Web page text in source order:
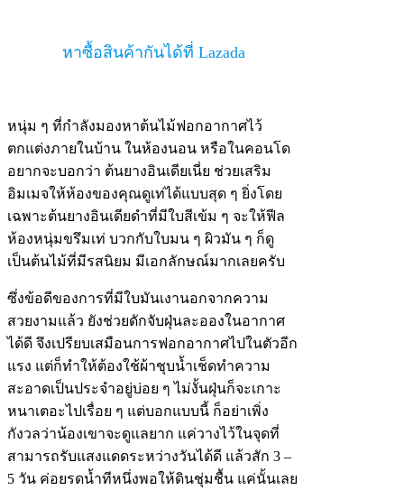
หาซื้อสินค้ากันได้ที่ Lazada
หนุ่ม ๆ ที่กำลังมองหาต้นไม้ฟอกอากาศไว้
ตกแต่งภายในบ้าน ในห้องนอน หรือในคอนโด
อยากจะบอกว่า ต้นยางอินเดียเนี่ย ช่วยเสริม
อิมเมจให้ห้องของคุณดูเท่ได้แบบสุด ๆ ยิ่งโดย
เฉพาะต้นยางอินเดียดำที่มีใบสีเข้ม ๆ จะให้ฟีล
ห้องหนุ่มขรึมเท่ บวกกับใบมน ๆ ผิวมัน ๆ ก็ดู
เป็นต้นไม้ที่มีรสนิยม มีเอกลักษณ์มากเลยครับ
ซึ่งข้อดีของการที่มีใบมันเงานอกจากความ
สวยงามแล้ว ยังช่วยดักจับฝุ่นละอองในอากาศ
ได้ดี จึงเปรียบเสมือนการฟอกอากาศไปในตัวอีก
แรง แต่ก็ทำให้ต้องใช้ผ้าชุบน้ำเช็ดทำความ
สะอาดเป็นประจำอยู่บ่อย ๆ ไม่งั้นฝุ่นก็จะเกาะ
หนาเตอะไปเรื่อย ๆ แต่บอกแบบนี้ ก็อย่าเพิ่ง
กังวลว่าน้องเขาจะดูแลยาก แค่วางไว้ในจุดที่
สามารถรับแสงแดดระหว่างวันได้ดี แล้วสัก 3 –
5 วัน ค่อยรดน้ำทีหนึ่งพอให้ดินชุ่มชื้น แค่นั้นเลย